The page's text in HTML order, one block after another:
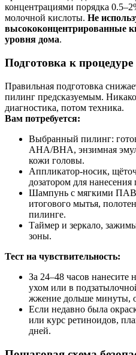
концентрациями порядка
молочной кислоты. Не
высококонцентрированные
уровня дома.
Подготовка к
Правильная подготовка
пилинг предсказуемым.
диагностика, потом техника.
Вам потребуется:
Выбранный пилинг:
AHA/BHA, энзимная
кожи головы.
Аппликатор-носик,
дозатором для
Шампунь с мягкими ПАВ
итогового мытья,
пилинге.
Таймер и зеркало,
зоны.
Тест на чувствительность:
За 24–48 часов нанесите
ухом или в
жжение дольше минуты,
Если недавно была
или курс ретиноидов,
дней.